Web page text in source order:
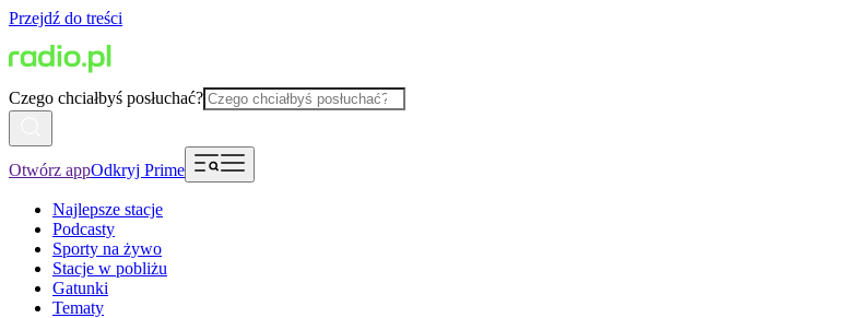
Przejdź do treści
Czego chciałbyś posłuchać?
Otwórz appOdkryj Prime
Najlepsze stacje
Podcasty
Sporty na żywo
Stacje w pobliżu
Gatunki
Tematy